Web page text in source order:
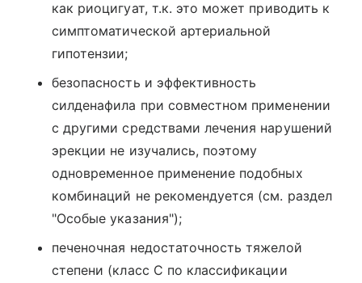
как риоцигуат, т.к. это может приводить к
симптоматической артериальной
гипотензии;
безопасность и эффективность
силденафила при совместном применении
с другими средствами лечения нарушений
эрекции не изучались, поэтому
одновременное применение подобных
комбинаций не рекомендуется (см. раздел
"Особые указания");
печеночная недостаточность тяжелой
степени (класс С по классификации